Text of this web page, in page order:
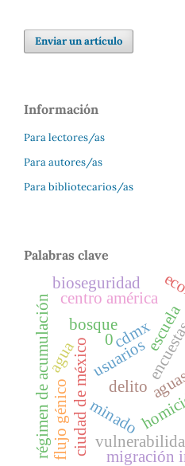
Enviar un artículo
Información
Para lectores/as
Para autores/as
Para bibliotecarios/as
Palabras clave
usuarios
ciudad de méxico
cdmx
delito
minado
bosque
agua
régimen de acumulación escuela
migración
centro américa
bioseguridad
flujo génico
0